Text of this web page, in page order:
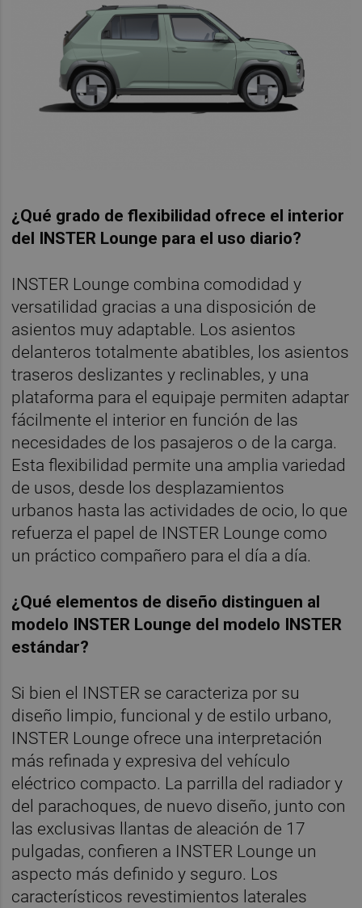
¿Qué grado de flexibilidad ofrece el interior
del INSTER Lounge para el uso diario?
INSTER Lounge combina comodidad y
versatilidad gracias a una disposición de
asientos muy adaptable. Los asientos
delanteros totalmente abatibles, los asientos
traseros deslizantes y reclinables, y una
plataforma para el equipaje permiten adaptar
fácilmente el interior en función de las
necesidades de los pasajeros o de la carga.
Esta flexibilidad permite una amplia variedad
de usos, desde los desplazamientos
urbanos hasta las actividades de ocio, lo que
refuerza el papel de INSTER Lounge como
un práctico compañero para el día a día.
¿Qué elementos de diseño distinguen al
modelo INSTER Lounge del modelo INSTER
estándar?
Si bien el INSTER se caracteriza por su
diseño limpio, funcional y de estilo urbano,
INSTER Lounge ofrece una interpretación
más refinada y expresiva del vehículo
eléctrico compacto. La parrilla del radiador y
del parachoques, de nuevo diseño, junto con
las exclusivas llantas de aleación de 17
pulgadas, confieren a INSTER Lounge un
aspecto más definido y seguro. Los
característicos revestimientos laterales